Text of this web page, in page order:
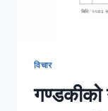
विचार
गण्डकीको